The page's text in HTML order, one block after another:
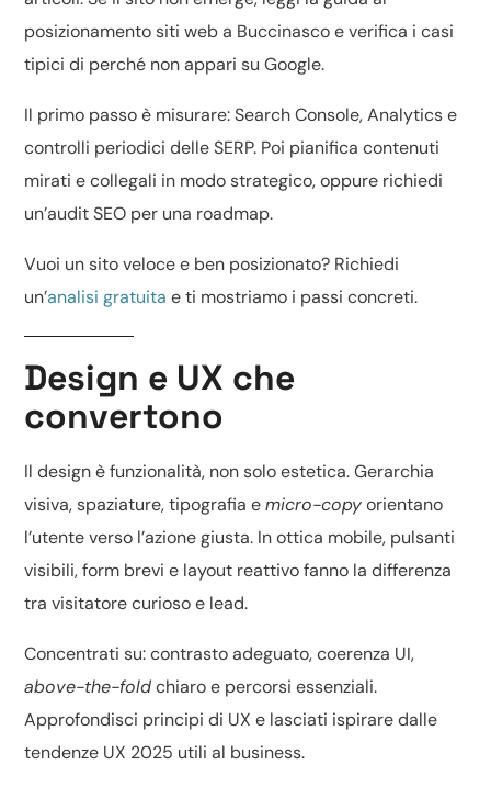
posizionamento siti web a Buccinascoe verifica i casi
tipici di perché non appari su Google.
Il primo passo è misurare: Search Console, Analytics e
controlli periodici delle SERP. Poi pianifica contenuti
mirati e collegali in modo strategico, oppure richiedi
un’audit SEO per una roadmap.
Vuoi un sito veloce e ben posizionato? Richiedi
un’analisi gratuita e ti mostriamo i passi concreti.
Design e UX che
convertono
Il design è funzionalità, non solo estetica. Gerarchia
visiva, spaziature, tipografia emicro-copyorientano
l’utente verso l’azione giusta. In ottica mobile, pulsanti
visibili, form brevi e layout reattivo fanno la differenza
tra visitatore curioso e lead.
Concentrati su: contrasto adeguato, coerenza UI,
above-the-foldchiaro e percorsi essenziali.
Approfondisci principi di UX e lasciati ispirare dalle
tendenze UX 2025 utili al business.